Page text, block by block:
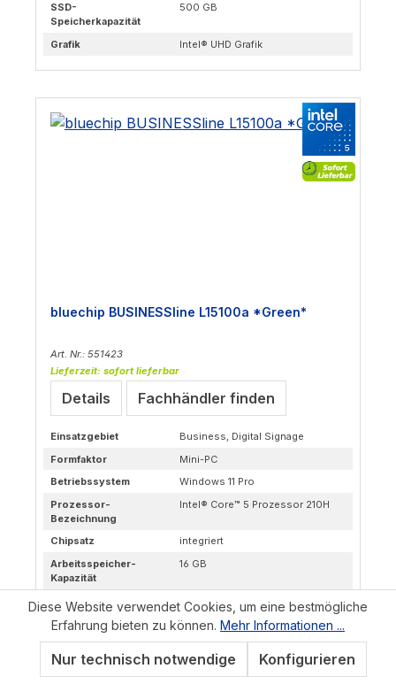
SSD-
Speicherkapazität
500 GB
Grafik Intel® UHD Grafik
bluechip BUSINESSline L15100a *Green*
Art. Nr.: 551423
Lieferzeit: sofort lieferbar
Details Fachhändler finden
Einsatzgebiet
Business, Digital Signage
Formfaktor
Mini-PC
Betriebssystem
Windows 11 Pro
Prozessor-
Bezeichnung
Intel® Core™ 5 Prozessor 210H
Chipsatz
integriert
Arbeitsspeicher-
Kapazität
16 GB
SSD-
Speicherkapazität
500 GB
Diese Website verwendet Cookies, um eine bestmögliche
Erfahrung bieten zu können. Mehr Informationen ...
Nur technisch notwendige Konfigurieren